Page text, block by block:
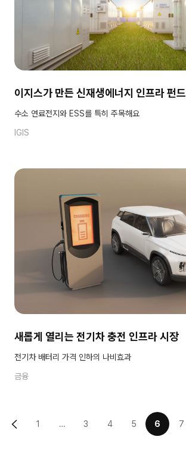
이지스가 만든 신재생에너지 인프라 펀드
수소 연료전지와 ESS를 특히 주목해요
IGIS
새롭게 열리는 전기차 충전 인프라 시장
전기차 배터리 가격 인하의 나비효과
금융
1 … 3 4 5 6 7